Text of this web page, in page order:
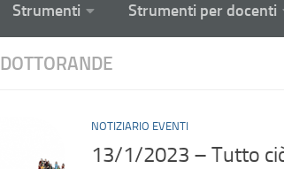
Strumenti Strumenti per docenti
DOTTORANDE
NOTIZIARIO EVENTI
13/1/2023 – Tutto